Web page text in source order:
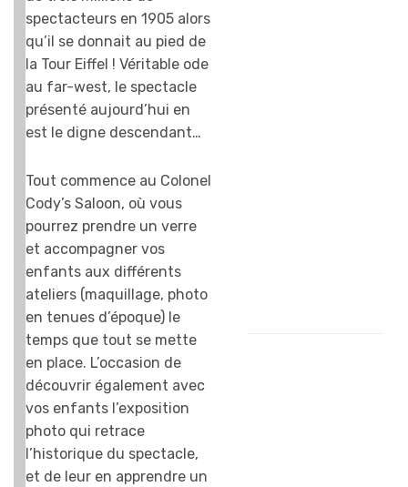
spectacteurs en 1905 alors
qu’il se donnait au pied de
la Tour Eiffel ! Véritable ode
au far-west, le spectacle
présenté aujourd’hui en
est le digne descendant…
Tout commence au Colonel
Cody’s Saloon, où vous
pourrez prendre un verre
et accompagner vos
enfants aux différents
ateliers (maquillage, photo
en tenues d’époque) le
temps que tout se mette
en place. L’occasion de
découvrir également avec
vos enfants l’exposition
photo qui retrace
l’historique du spectacle,
et de leur en apprendre un